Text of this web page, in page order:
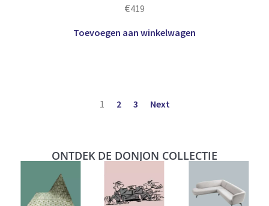
€419
Toevoegen aan winkelwagen
1 2 3 Next
ONTDEK DE DONJON COLLECTIE